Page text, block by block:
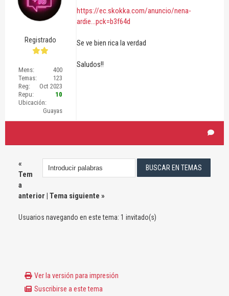
Registrado
Mens:
400
Temas:
123
Reg:
Oct 2023
Repu:
10
Ubicación:
Guayas
https://ec.skokka.com/anuncio/nena-
ardie...pck=b3f64d
Se ve bien rica la verdad
Saludos!!
«
Tem
a
anterior | Tema siguiente »
Usuarios navegando en este tema: 1 invitado(s)
Ver la versión para impresión
Suscribirse a este tema